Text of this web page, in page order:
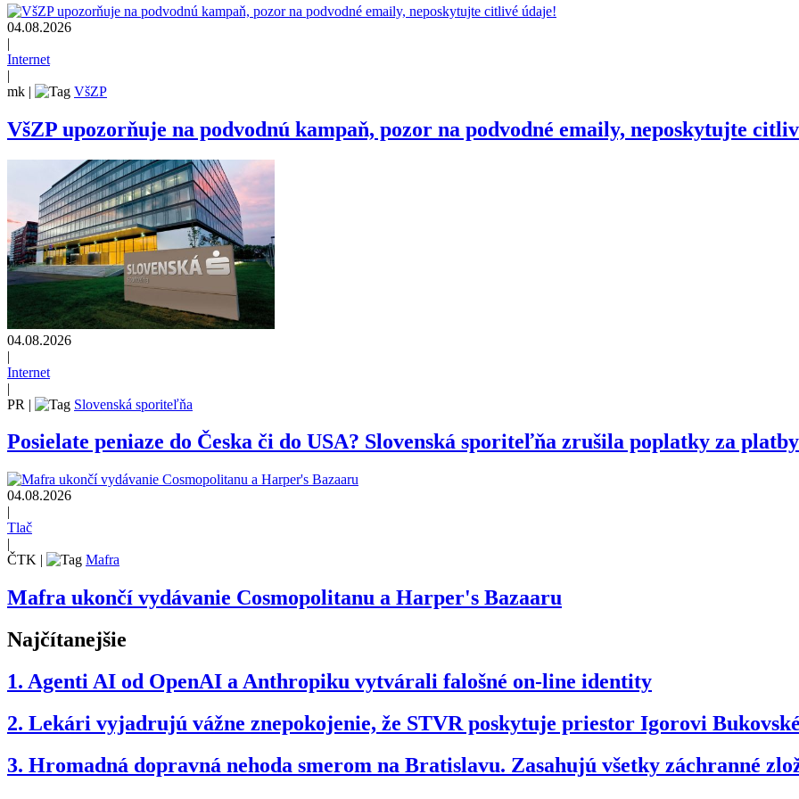
04.08.2026
|
Internet
|
mk | VšZP
VšZP upozorňuje na podvodnú kampaň, pozor na podvodné emaily, neposkytujte
04.08.2026
|
Internet
|
PR | Slovenská sporiteľňa
Posielate peniaze do Česka či do USA? Slovenská sporiteľňa zrušila poplatky za
04.08.2026
|
Tlač
|
ČTK | Mafra
Mafra ukončí vydávanie Cosmopolitanu a Harper's Bazaaru
Najčítanejšie
1. Agenti AI od OpenAI a Anthropiku vytvárali falošné on-line identity
2. Lekári vyjadrujú vážne znepokojenie, že STVR poskytuje priestor Igorovi
3. Hromadná dopravná nehoda smerom na Bratislavu. Zasahujú všetky záchranné